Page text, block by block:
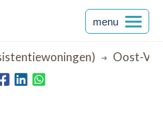
menu
Oost-